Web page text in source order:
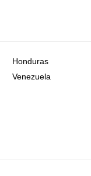
Honduras
Venezuela